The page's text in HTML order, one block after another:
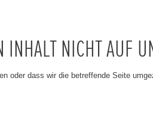
NICHT AUF
oder dass wir die betreffende Seite